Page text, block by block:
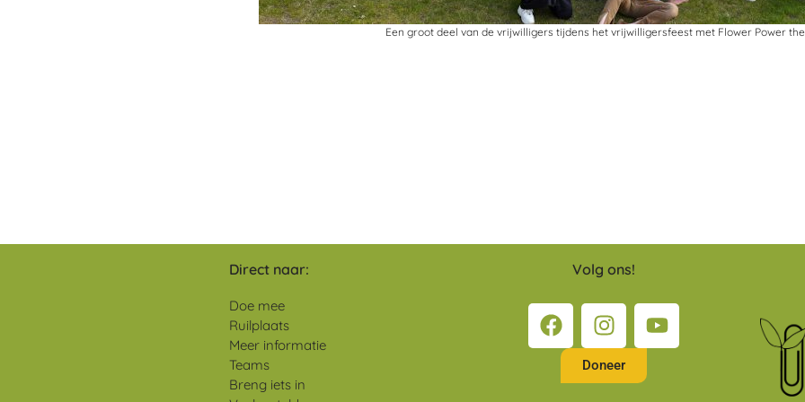
Een groot deel van de vrijwilligers tijdens het vrijwilligersfeest met Flower Power
Direct naar:
Doe mee
Ruilplaats
Meer informatie
Teams
Breng iets in
Volg ons!
Doneer